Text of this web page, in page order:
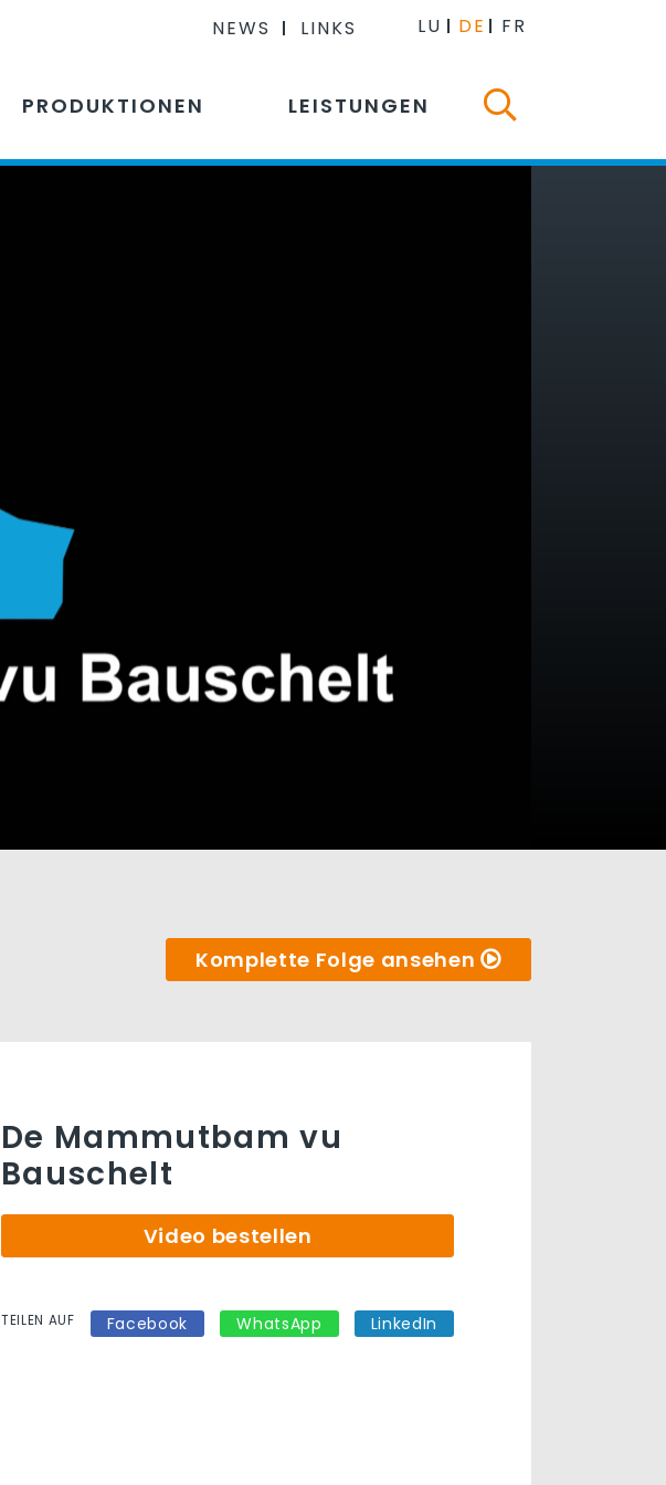
NEWS LINKS LU DE FR
PRODUKTIONEN LEISTUNGEN
Komplette Folge ansehen
De Mammutbam vu
Bauschelt
Video bestellen
TEILEN AUF Facebook WhatsApp LinkedIn